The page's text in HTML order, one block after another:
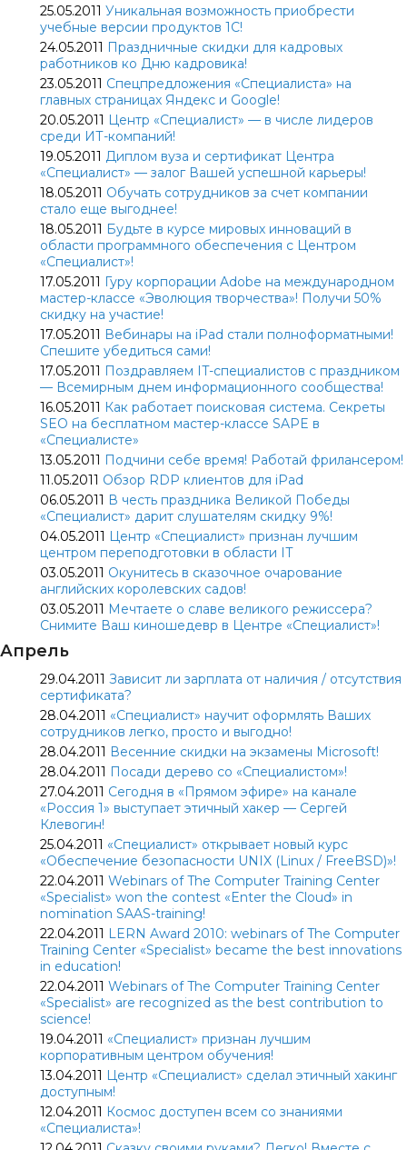
25.05.2011 Уникальная возможность приобрести
учебные версии продуктов 1С!
24.05.2011 Праздничные скидки для кадровых
работников ко Дню кадровика!
23.05.2011 Спецпредложения «Специалиста» на
главных страницах Яндекс и Google!
20.05.2011 Центр «Специалист» — в числе лидеров
среди ИТ-компаний!
19.05.2011 Диплом вуза и сертификат Центра
«Специалист» — залог Вашей успешной карьеры!
18.05.2011 Обучать сотрудников за счет компании
стало еще выгоднее!
18.05.2011 Будьте в курсе мировых инноваций в
области программного обеспечения с Центром
«Специалист»!
17.05.2011 Гуру корпорации Adobe на международном
мастер-классе «Эволюция творчества»! Получи 50%
скидку на участие!
17.05.2011 Вебинары на iPad стали полноформатными!
Спешите убедиться сами!
17.05.2011 Поздравляем IT-специалистов с праздником
— Всемирным днем информационного сообщества!
16.05.2011 Как работает поисковая система. Секреты
SEO на бесплатном мастер-классе SAPE в
«Специалисте»
13.05.2011 Подчини себе время! Работай фрилансером!
11.05.2011 Обзор RDP клиентов для iPad
06.05.2011 В честь праздника Великой Победы
«Специалист» дарит слушателям скидку 9%!
04.05.2011 Центр «Специалист» признан лучшим
центром переподготовки в области IT
03.05.2011 Окунитесь в сказочное очарование
английских королевских садов!
03.05.2011 Мечтаете о славе великого режиссера?
Снимите Ваш киношедевр в Центре «Специалист»!
Апрель
29.04.2011 Зависит ли зарплата от наличия / отсутствия
сертификата?
28.04.2011 «Специалист» научит оформлять Ваших
сотрудников легко, просто и выгодно!
28.04.2011 Весенние скидки на экзамены Microsoft!
28.04.2011 Посади дерево со «Специалистом»!
27.04.2011 Сегодня в «Прямом эфире» на канале
«Россия 1» выступает этичный хакер — Сергей
Клевогин!
25.04.2011 «Специалист» открывает новый курс
«Обеспечение безопасности UNIX (Linux / FreeBSD)»!
22.04.2011 Webinars of The Computer Training Center
«Specialist» won the contest «Enter the Cloud» in
nomination SAAS-training!
22.04.2011 LERN Award 2010: webinars of The Computer
Training Center «Specialist» became the best innovations
in education!
22.04.2011 Webinars of The Computer Training Center
«Specialist» are recognized as the best contribution to
science!
19.04.2011 «Специалист» признан лучшим
корпоративным центром обучения!
13.04.2011 Центр «Специалист» сделал этичный хакинг
доступным!
12.04.2011 Космос доступен всем со знаниями
«Специалиста»!